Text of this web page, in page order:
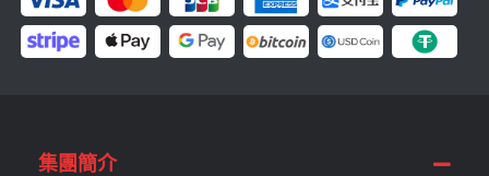
集團簡介